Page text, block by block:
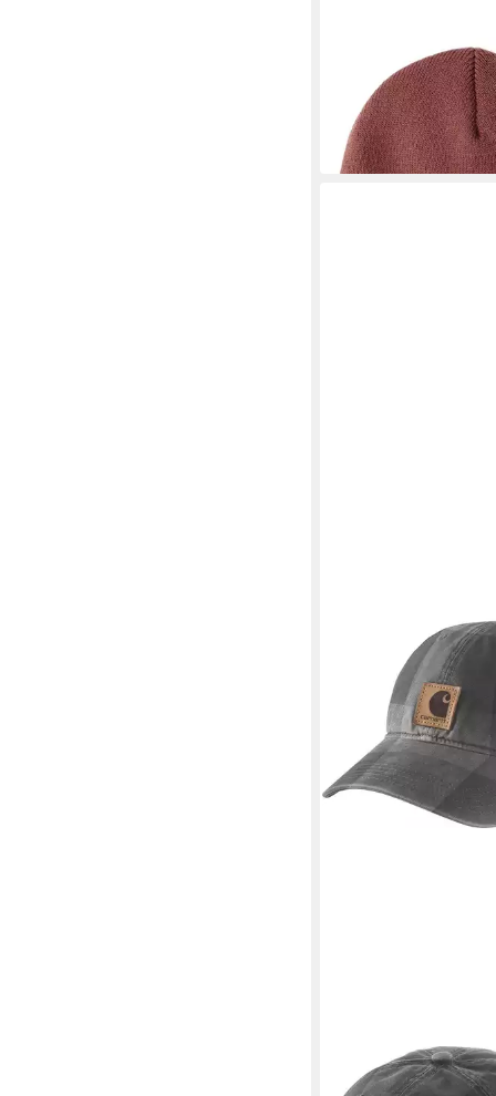
Bommelmütze
33,75 €
in 2-3 Werktagen bei dir
CARHARTT
Strickmütze Flannel